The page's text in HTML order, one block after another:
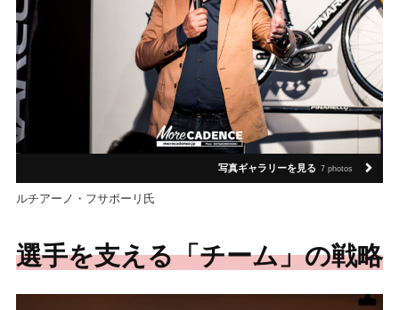
写真ギャラリーを見る 7 photos
ルチアーノ・フサポーリ氏
選手を支える「チーム」の戦略